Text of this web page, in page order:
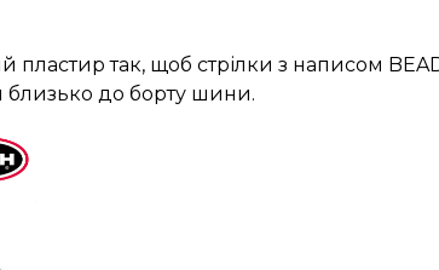
так, щоб стрілки з написом
близько до борту шини.